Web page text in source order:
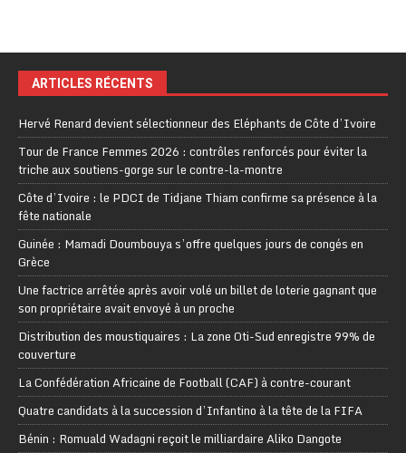
ARTICLES RÉCENTS
Hervé Renard devient sélectionneur des Eléphants de Côte d’Ivoire
Tour de France Femmes 2026 : contrôles renforcés pour éviter la
triche aux soutiens-gorge sur le contre-la-montre
Côte d’Ivoire : le PDCI de Tidjane Thiam confirme sa présence à la
fête nationale
Guinée : Mamadi Doumbouya s’offre quelques jours de congés en
Grèce
Une factrice arrêtée après avoir volé un billet de loterie gagnant que
son propriétaire avait envoyé à un proche
Distribution des moustiquaires : La zone Oti-Sud enregistre 99% de
couverture
La Confédération Africaine de Football (CAF) à contre-courant
Quatre candidats à la succession d’Infantino à la tête de la FIFA
Bénin : Romuald Wadagni reçoit le milliardaire Aliko Dangote